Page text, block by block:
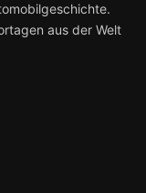
aus der Welt